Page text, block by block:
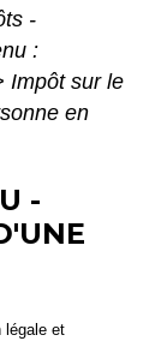
-
:
Impôt sur le
en
-
légale et